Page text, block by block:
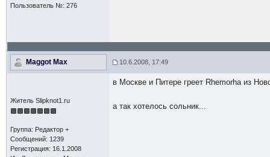
Пользователь №: 276
Maggot Max 10.6.2008, 17:49
Житель Slipknot1.ru
Группа: Редактор +
Сообщений: 1239
Регистрация: 16.1.2008
в Москве и Питере греет Rhemorha из
а так хотелось сольник...